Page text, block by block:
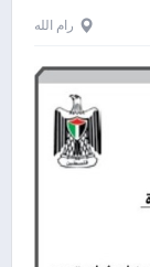
رام الله